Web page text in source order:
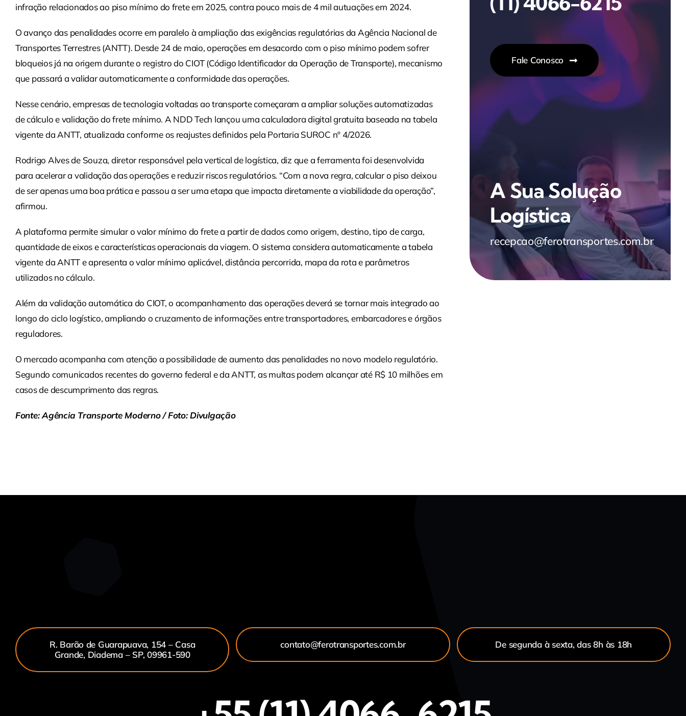
infração relacionados ao piso mínimo do frete em 2025, contra pouco mais de 4 mil autuações em 2024.
O avanço das penalidades ocorre em paralelo à ampliação das exigências regulatórias da Agência Nacional de
Transportes Terrestres (ANTT). Desde 24 de maio, operações em desacordo com o piso mínimo podem sofrer
bloqueios já na origem durante o registro do CIOT (Código Identificador da Operação de Transporte), mecanismo
que passará a validar automaticamente a conformidade das operações.
Nesse cenário, empresas de tecnologia voltadas ao transporte começaram a ampliar soluções automatizadas
de cálculo e validação do frete mínimo. A NDD Tech lançou uma calculadora digital gratuita baseada na tabela
vigente da ANTT, atualizada conforme os reajustes definidos pela Portaria SUROC nº 4/2026.
Rodrigo Alves de Souza, diretor responsável pela vertical de logística, diz que a ferramenta foi desenvolvida
para acelerar a validação das operações e reduzir riscos regulatórios. “Com a nova regra, calcular o piso deixou
de ser apenas uma boa prática e passou a ser uma etapa que impacta diretamente a viabilidade da operação”,
afirmou.
A plataforma permite simular o valor mínimo do frete a partir de dados como origem, destino, tipo de carga,
quantidade de eixos e características operacionais da viagem. O sistema considera automaticamente a tabela
vigente da ANTT e apresenta o valor mínimo aplicável, distância percorrida, mapa da rota e parâmetros
utilizados no cálculo.
Além da validação automática do CIOT, o acompanhamento das operações deverá se tornar mais integrado ao
longo do ciclo logístico, ampliando o cruzamento de informações entre transportadores, embarcadores e órgãos
reguladores.
O mercado acompanha com atenção a possibilidade de aumento das penalidades no novo modelo regulatório.
Segundo comunicados recentes do governo federal e da ANTT, as multas podem alcançar até R$ 10 milhões em
casos de descumprimento das regras.
Fonte: Agência Transporte Moderno / Foto: Divulgação
Fale Conosco
A Sua Solução
Logística
recepcao@ferotransportes.com.br
R. Barão de Guarapuava, 154 – Casa
Grande, Diadema – SP, 09961-590
contato@ferotransportes.com.br De segunda à sexta, das 8h às 18h